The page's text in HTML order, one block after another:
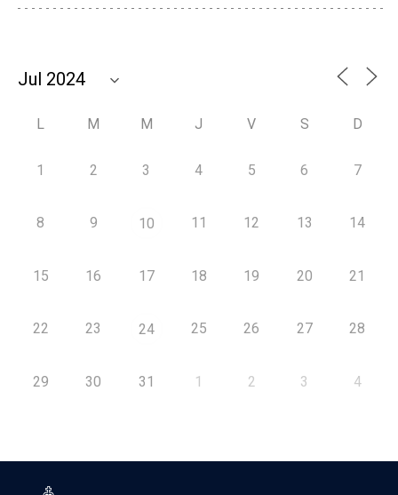
L M M J V S D
1 2 3 4 5 6 7
8 9 10 11 12 13 14
15 16 17 18 19 20 21
22 23 24 25 26 27 28
29 30 31 1 2 3 4